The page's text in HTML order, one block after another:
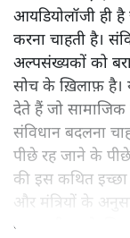
कहा कि यह पश्चिमी
दावा किया कि संघ
मानता और उसका
भागवत की इन
इन दिनों बिहार में
हलचल मचा रहे
नेता हैं जो आरएसएस
कि असली लड़ाई
आयडियोलॉजी ही है